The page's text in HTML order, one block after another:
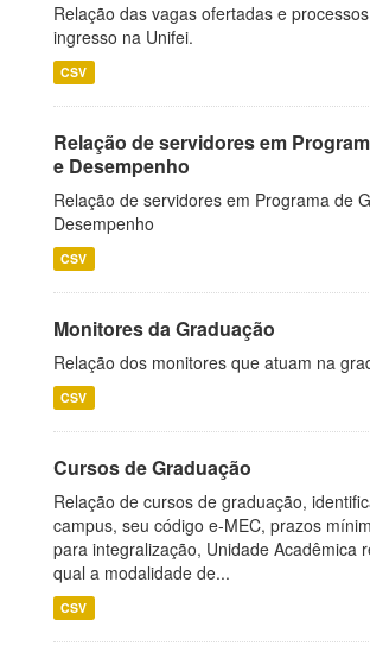
Relação das vagas ofertadas e
ingresso na Unifei.
CSV
Relação de servidores em
e Desempenho
Relação de servidores em Programa de
Desempenho
CSV
Monitores da Graduação
Relação dos monitores que atuam na
CSV
Cursos de Graduação
Relação de cursos de graduação,
campus, seu código e-MEC, prazos
para integralização, Unidade Acadêmica
qual a modalidade de...
CSV